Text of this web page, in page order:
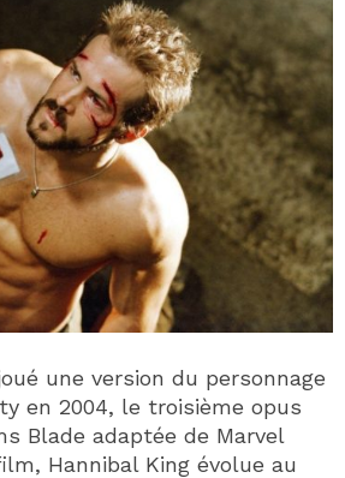
une version du personnage
en 2004, le troisième opus
Blade adaptée de Marvel
Hannibal King évolue au